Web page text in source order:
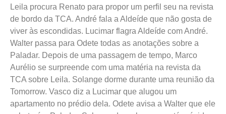
Leila procura Renato para propor um perfil seu na revista
de bordo da TCA. André fala a Aldeíde que não gosta de
viver às escondidas. Lucimar flagra Aldeíde com André.
Walter passa para Odete todas as anotações sobre a
Paladar. Depois de uma passagem de tempo, Marco
Aurélio se surpreende com uma matéria na revista da
TCA sobre Leila. Solange dorme durante uma reunião da
Tomorrow. Vasco diz a Lucimar que alugou um
apartamento no prédio dela. Odete avisa a Walter que ele